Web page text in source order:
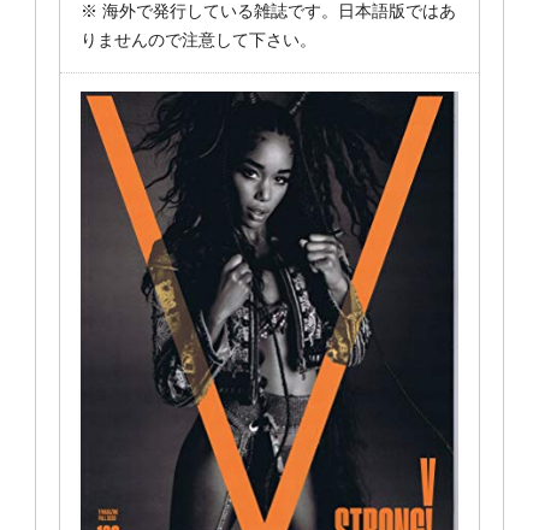
※ 海外で発行している雑誌です。日本語版ではあ
りませんので注意して下さい。